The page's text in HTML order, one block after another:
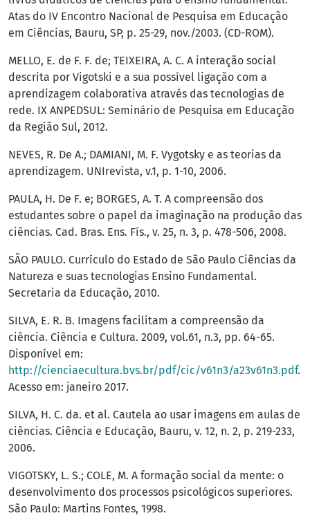
Atas do IV Encontro Nacional de Pesquisa em Educação
em Ciências, Bauru, SP, p. 25-29, nov./2003. (CD-ROM).
MELLO, E. de F. F. de; TEIXEIRA, A. C. A interação social
descrita por Vigotski e a sua possível ligação com a
aprendizagem colaborativa através das tecnologias de
rede. IX ANPEDSUL: Seminário de Pesquisa em Educação
da Região Sul, 2012.
NEVES, R. De A.; DAMIANI, M. F. Vygotsky e as teorias da
aprendizagem. UNIrevista, v.1, p. 1-10, 2006.
PAULA, H. De F. e; BORGES, A. T. A compreensão dos
estudantes sobre o papel da imaginação na produção das
ciências. Cad. Bras. Ens. Fís., v. 25, n. 3, p. 478-506, 2008.
SÃO PAULO. Currículo do Estado de São Paulo Ciências da
Natureza e suas tecnologias Ensino Fundamental.
Secretaria da Educação, 2010.
SILVA, E. R. B. Imagens facilitam a compreensão da
ciência. Ciência e Cultura. 2009, vol.61, n.3, pp. 64-65.
Disponível em:
http://cienciaecultura.bvs.br/pdf/cic/v61n3/a23v61n3.pdf.
Acesso em: janeiro 2017.
SILVA, H. C. da. et al. Cautela ao usar imagens em aulas de
ciências. Ciência e Educação, Bauru, v. 12, n. 2, p. 219-233,
2006.
VIGOTSKY, L. S.; COLE, M. A formação social da mente: o
desenvolvimento dos processos psicológicos superiores.
São Paulo: Martins Fontes, 1998.